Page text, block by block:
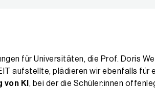
für Universitäten, die Prof. Doris
aufstellte, plädieren wir ebenfalls für
KI , bei der die Schüler:innen